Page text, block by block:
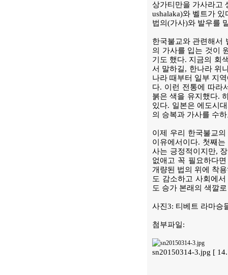
상가티만을 가사라고
ushalaka)와 벨트가
법의(가사)와 발우를
한국불교와 관련해서
의 가사를 입는 것이
기도 했다. 지금의 회
서 말하길, 한나라 위
나라 때부터 일부 지
다. 이런 전통에 따라
붉은 색을 유지했다.
있다. 일본은 에도시
의 승복과 가사를 수
이제 우리 한국불교
이유에서이다. 첫째
사는 긍정적이지만,
없애고 꼭 필요하다
개량된 법의 위에 착
도 감소하고 사회에
도 승가 본래의 색깔
사진3: 티베트 라마승
첨부파일:
sn20150314-3.jpg [